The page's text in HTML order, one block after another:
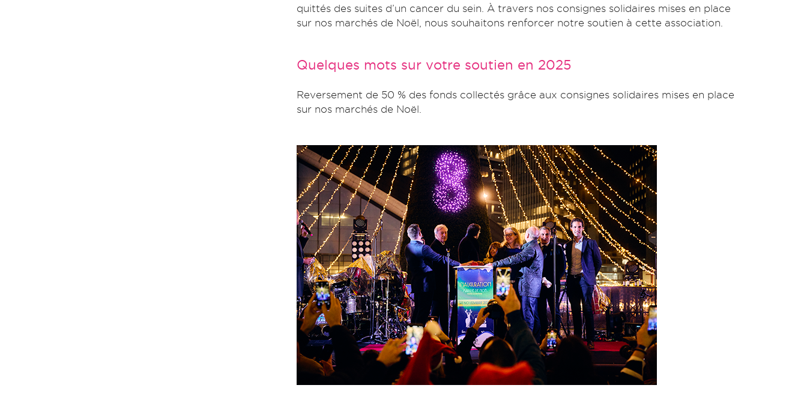
quittés des suites d’un cancer du sein. À travers nos consignes solidaires mises en place
sur nos marchés de Noël, nous souhaitons renforcer notre soutien à cette association.
Quelques mots sur votre soutien en 2025
Reversement de 50 % des fonds collectés grâce aux consignes solidaires mises en place
sur nos marchés de Noël.